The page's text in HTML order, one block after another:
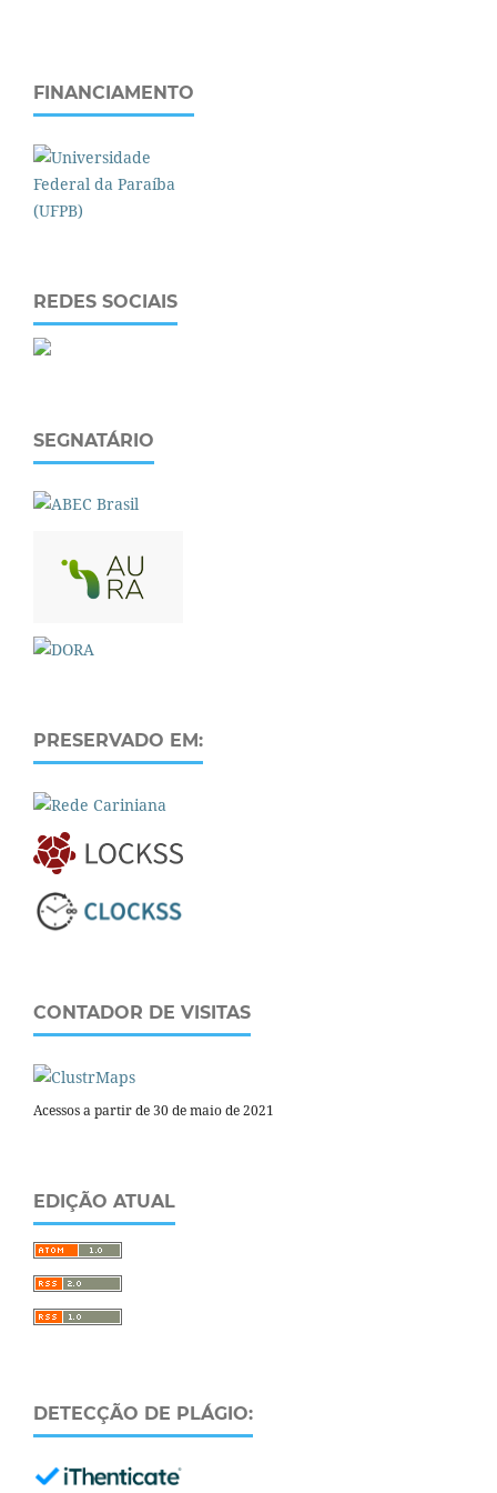
FINANCIAMENTO
REDES SOCIAIS
SEGNATÁRIO
PRESERVADO EM:
CONTADOR DE VISITAS
Acessos a partir de 30 de maio de 2021
EDIÇÃO ATUAL
DETECÇÃO DE PLÁGIO: